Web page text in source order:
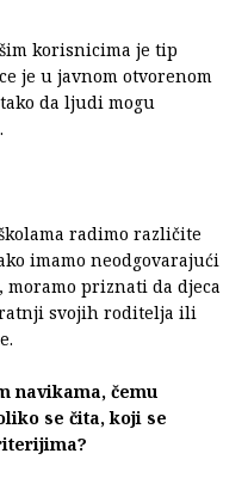
korisnicima je tip
je u javnom otvorenom
da ljudi mogu
radimo različite
imamo neodgovarajući
moramo priznati da djeca
svojih roditelja ili
navikama, čemu
se čita, koji se